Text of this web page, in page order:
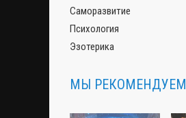
Саморазвитие
Психология
Эзотерика
МЫ РЕКОМЕНДУЕМ